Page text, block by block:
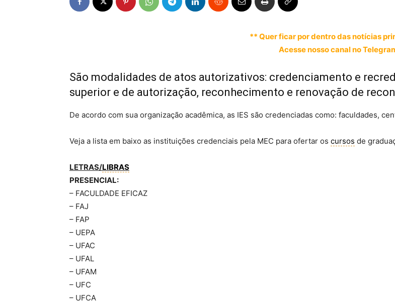
** Quer ficar por dentro das notícias
Acesse nosso canal no
São modalidades de atos autorizativos: credenciamento e
superior e de autorização, reconhecimento e renovação de
De acordo com sua organização acadêmica, as IES são credenciadas como: faculdades,
Veja a lista em baixo as instituições credenciais pela MEC para ofertar os cursos de
LETRAS/LIBRAS
PRESENCIAL:
– FACULDADE EFICAZ
– FAJ
– FAP
– UEPA
– UFAC
– UFAL
– UFAM
– UFC
– UFCA